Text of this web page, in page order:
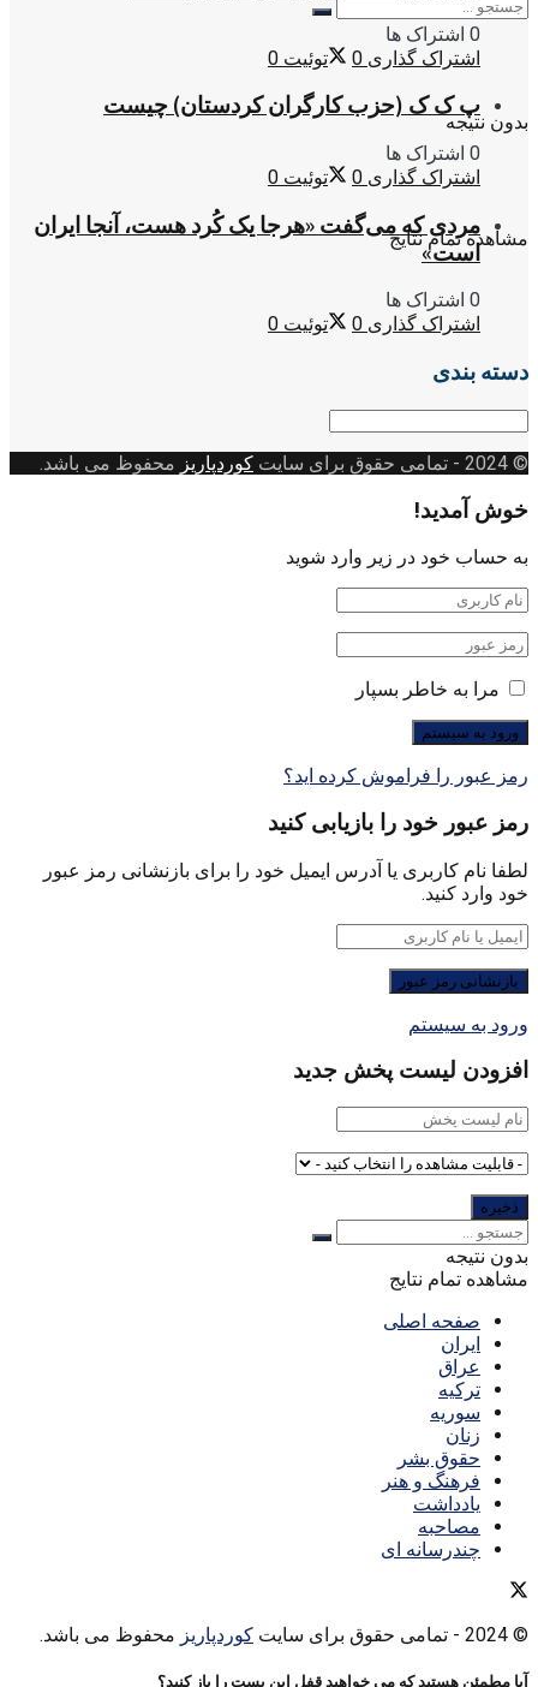
بدون نتیجه
مشاهده تمام نتایج
0 اشتراک ها
اشتراک گذاری 0 توئیت 0
پ ک ک (حزب کارگران کردستان) چیست
0 اشتراک ها
اشتراک گذاری 0 توئیت 0
مردی که می‌گفت «هرجا یک کُرد هست، آنجا ایران
است»
0 اشتراک ها
اشتراک گذاری 0 توئیت 0
دسته بندی
دسته
© 2024
- تمامی حقوق برای سایت کوردپاریز محفوظ می باشد.
خوش آمدید!
به حساب خود در زیر وارد شوید
مرا به خاطر بسپار
رمز عبور را فراموش کرده اید؟
رمز عبور خود را بازیابی کنید
لطفا نام کاربری یا آدرس ایمیل خود را برای بازنشانی رمز عبور
خود وارد کنید.
ورود به سیستم
افزودن لیست پخش جدید
بدون نتیجه
مشاهده تمام نتایج
صفحه اصلی
ایران
عراق
ترکیه
سوریه
زنان
حقوق بشر
فرهنگ و هنر
یادداشت
مصاحبه
چندرسانه ای
© 2024 - تمامی حقوق برای سایت کوردپاریز محفوظ می باشد.
آیا مطمئن هستید که می خواهید قفل این پست را باز کنید؟